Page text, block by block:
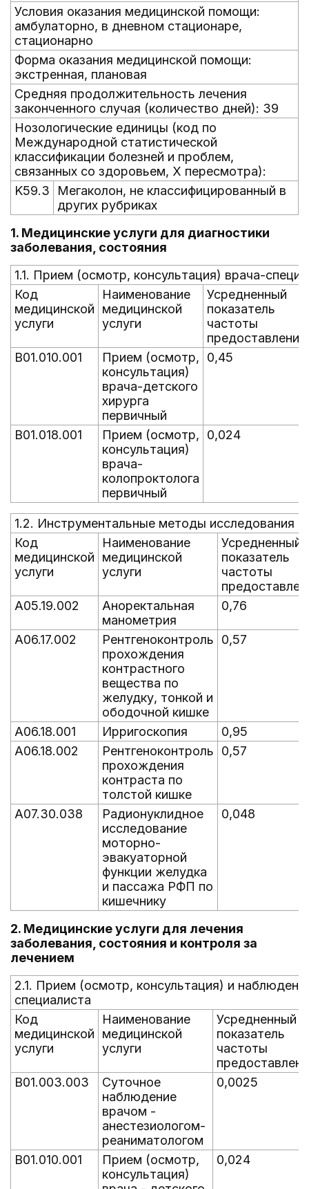
Условия оказания медицинской помощи:
амбулаторно, в дневном стационаре,
стационарно
Форма оказания медицинской помощи:
экстренная, плановая
Средняя продолжительность лечения
законченного случая (количество дней): 39
Нозологические единицы (код по
Международной статистической
классификации болезней и проблем,
связанных со здоровьем, X пересмотра):
K59.3
Мегаколон, не классифицированный в
других рубриках
1. Медицинские услуги для диагностики
заболевания, состояния
1.1. Прием (осмотр, консультация) врача-
Код
медицинской
услуги
Наименование
медицинской
услуги
Усредненный
показатель
частоты
предоставления
B01.010.001
Прием (осмотр,
консультация)
врача-детского
хирурга
первичный
0,45
B01.018.001
Прием (осмотр,
консультация)
врача-
колопроктолога
первичный
0,024
1.2. Инструментальные методы исследования
Код
медицинской
услуги
Наименование
медицинской
услуги
Усредненный
показатель
частоты
A05.19.002
Аноректальная
манометрия
0,76
A06.17.002
Рентгеноконтроль
прохождения
контрастного
вещества по
желудку, тонкой и
ободочной кишке
0,57
A06.18.001 Ирригоскопия
0,95
A06.18.002
Рентгеноконтроль
прохождения
контраста по
толстой кишке
0,57
A07.30.038
Радионуклидное
исследование
моторно-
эвакуаторной
функции желудка
и пассажа РФП по
кишечнику
0,048
2. Медицинские услуги для лечения
заболевания, состояния и контроля за
лечением
2.1. Прием (осмотр, консультация) и
специалиста
Код
медицинской
услуги
Наименование
медицинской
услуги
Усредненный
показатель
частоты
B01.003.003
Суточное
наблюдение
врачом -
анестезиологом-
реаниматологом
0,0025
B01.010.001
Прием (осмотр,
консультация)
0,024